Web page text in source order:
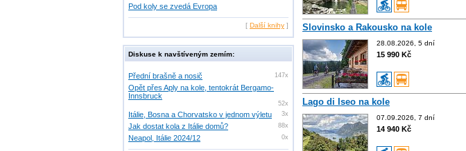
Pod koly se zvedá Evropa
[ Další knihy ]
Diskuse k navštíveným zemím:
Přední brašně a nosič 147x
Opět přes Aply na kole, tentokrát Bergamo-
Innsbruck
52x
Itálie, Bosna a Chorvatsko v jednom výletu 3x
Jak dostat kola z Itálie domů? 88x
Neapol, Itálie 2024/12 0x
Slovinsko a Rakousko na kole
28.08.2026, 5 dní
15 990 Kč
Lago di Iseo na kole
07.09.2026, 7 dní
14 940 Kč